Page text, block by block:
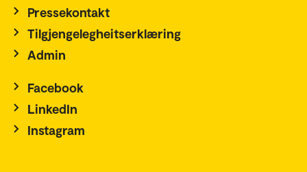
Pressekontakt
Tilgjengelegheitserklæring
Admin
Facebook
LinkedIn
Instagram